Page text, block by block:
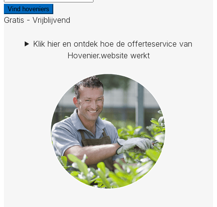
Vind hoveniers
Gratis - Vrijblijvend
Klik hier en ontdek hoe de offerteservice van
Hovenier.website werkt